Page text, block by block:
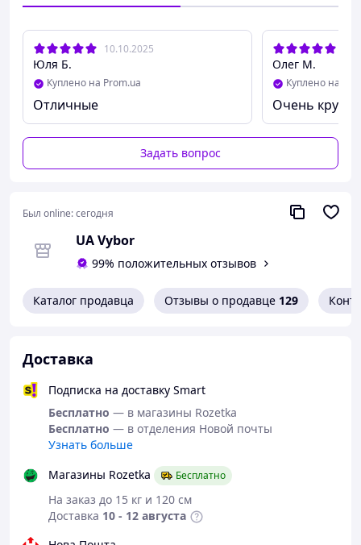
Когда простота становится стилем, а
💥
🌊 Защита от воды 3ATM—
водонепроницаемость до 30 метров, идеально
для повседневного ношения, дождя или мытья
царапинам и отличная прозрачность
Автоматическая дата— всегда актуальная
дата без дополнительных настроек
Скрытая застёжка— надёжное и стильное
крепление
10.10.2025
Юля Б.
Куплено на Prom.ua
Отличные
Олег М.
Куплено на
Очень круто
Задать вопрос
Был online:сегодня
UA Vybor
99% положительных отзывов
Каталог продавца Отзывы о продавце 129
Доставка
Подписка на доставку Smart
Бесплатно — в магазины Rozetka
Бесплатно — в отделения Новой почты
Узнать больше
Магазины Rozetka
Бесплатно
На заказ до 15 кг и 120 см
Доставка 10 - 12 августа